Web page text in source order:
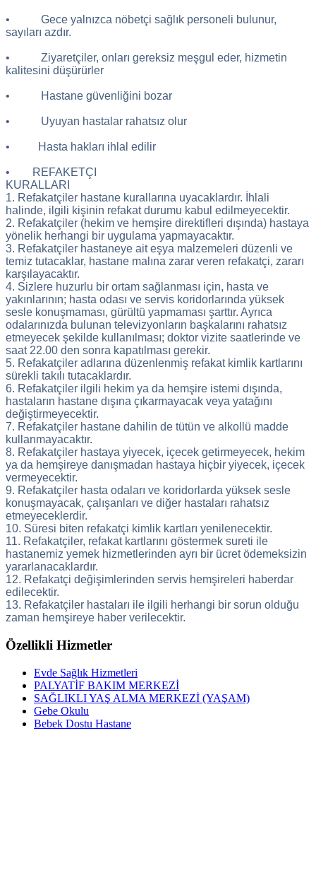
• Gece yalnızca nöbetçi sağlık personeli bulunur,
sayıları azdır.
• Ziyaretçiler, onları gereksiz meşgul eder, hizmetin
kalitesini düşürürler
• Hastane güvenliğini bozar
• Uyuyan hastalar rahatsız olur
• Hasta hakları ihlal edilir
• REFAKETÇI
KURALLARI
1. Refakatçiler hastane kurallarına uyacaklardır. İhlali
halinde, ilgili kişinin refakat durumu kabul edilmeyecektir.
2. Refakatçiler (hekim ve hemşire direktifleri dışında) hastaya
yönelik herhangi bir uygulama yapmayacaktır.
3. Refakatçiler hastaneye ait eşya malzemeleri düzenli ve
temiz tutacaklar, hastane malına zarar veren refakatçi, zararı
karşılayacaktır.
4. Sizlere huzurlu bir ortam sağlanması için, hasta ve
yakınlarının; hasta odası ve servis koridorlarında yüksek
sesle konuşmaması, gürültü yapmaması şarttır. Ayrıca
odalarınızda bulunan televizyonların başkalarını rahatsız
etmeyecek şekilde kullanılması; doktor vizite saatlerinde ve
saat 22.00 den sonra kapatılması gerekir.
5. Refakatçiler adlarına düzenlenmiş refakat kimlik kartlarını
sürekli takılı tutacaklardır.
6. Refakatçiler ilgili hekim ya da hemşire istemi dışında,
hastaların hastane dışına çıkarmayacak veya yatağını
değiştirmeyecektir.
7. Refakatçiler hastane dahilin de tütün ve alkollü madde
kullanmayacaktır.
8. Refakatçiler hastaya yiyecek, içecek getirmeyecek, hekim
ya da hemşireye danışmadan hastaya hiçbir yiyecek, içecek
vermeyecektir.
9. Refakatçiler hasta odaları ve koridorlarda yüksek sesle
konuşmayacak, çalışanları ve diğer hastaları rahatsız
etmeyeceklerdir.
10. Süresi biten refakatçi kimlik kartları yenilenecektir.
11. Refakatçiler, refakat kartlarını göstermek sureti ile
hastanemiz yemek hizmetlerinden ayrı bir ücret ödemeksizin
yararlanacaklardır.
12. Refakatçi değişimlerinden servis hemşireleri haberdar
edilecektir.
13. Refakatçiler hastaları ile ilgili herhangi bir sorun olduğu
zaman hemşireye haber verilecektir.
Özellikli Hizmetler
Evde Sağlık Hizmetleri
PALYATİF BAKIM MERKEZİ
SAĞLIKLI YAŞ ALMA MERKEZİ (YAŞAM)
Gebe Okulu
Bebek Dostu Hastane